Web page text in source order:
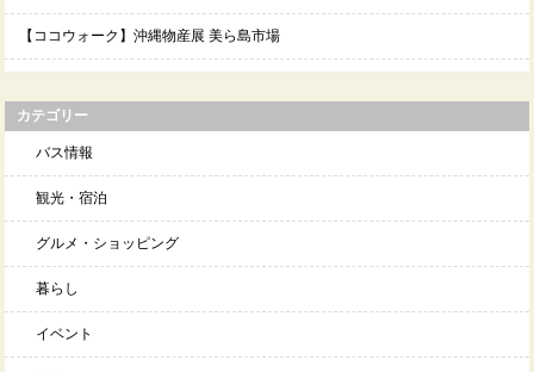
【ココウォーク】沖縄物産展 美ら島市場
カテゴリー
バス情報
観光・宿泊
グルメ・ショッピング
暮らし
イベント